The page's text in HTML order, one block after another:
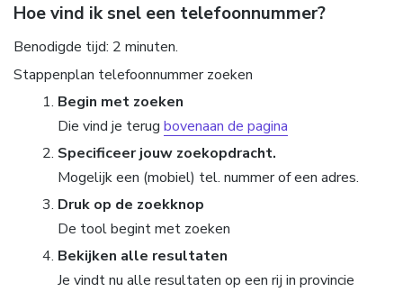
Hoe vind ik snel een telefoonnummer?
Benodigde tijd: 2 minuten.
Stappenplan telefoonnummer zoeken
Begin met zoeken
Die vind je terug bovenaan de pagina
Specificeer jouw zoekopdracht.
Mogelijk een (mobiel) tel. nummer of een adres.
Druk op de zoekknop
De tool begint met zoeken
Bekijken alle resultaten
Je vindt nu alle resultaten op een rij in provincie